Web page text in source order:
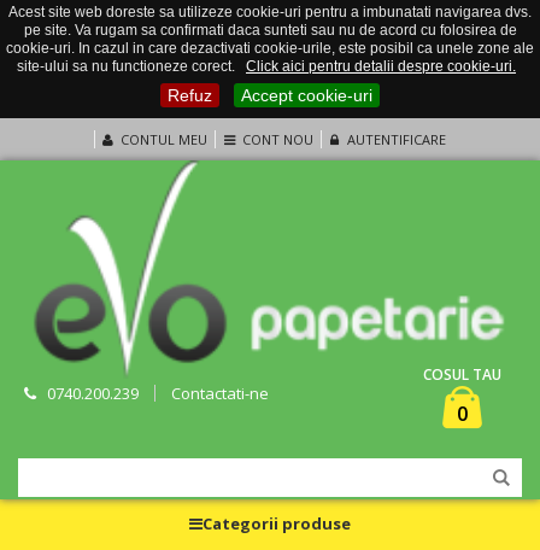
Acest site web doreste sa utilizeze cookie-uri pentru a imbunatati navigarea dvs.
pe site. Va rugam sa confirmati daca sunteti sau nu de acord cu folosirea de
cookie-uri. In cazul in care dezactivati cookie-urile, este posibil ca unele zone ale
site-ului sa nu functioneze corect.
Click aici pentru detalii despre cookie-uri.
Refuz Accept cookie-uri
CONTUL MEU CONT NOU AUTENTIFICARE
0740.200.239 Contactati-ne
COSUL TAU
0
Categorii produse